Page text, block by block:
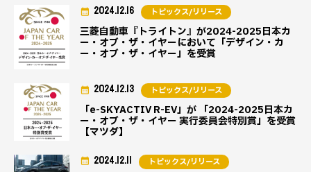
三菱自動車『トライトン』が2024-2025日本カ
ー・オブ・ザ・イヤーにおいて「デザイン・カ
ー・オブ・ザ・イヤー」を受賞
2024.12.16 トピックス/リリース
「e-SKYACTIV R-EV」が 「2024-2025日本カ
ー・オブ・ザ・イヤー 実行委員会特別賞」を受賞
【マツダ】
2024.12.13 トピックス/リリース
2024.12.11 トピックス/リリース